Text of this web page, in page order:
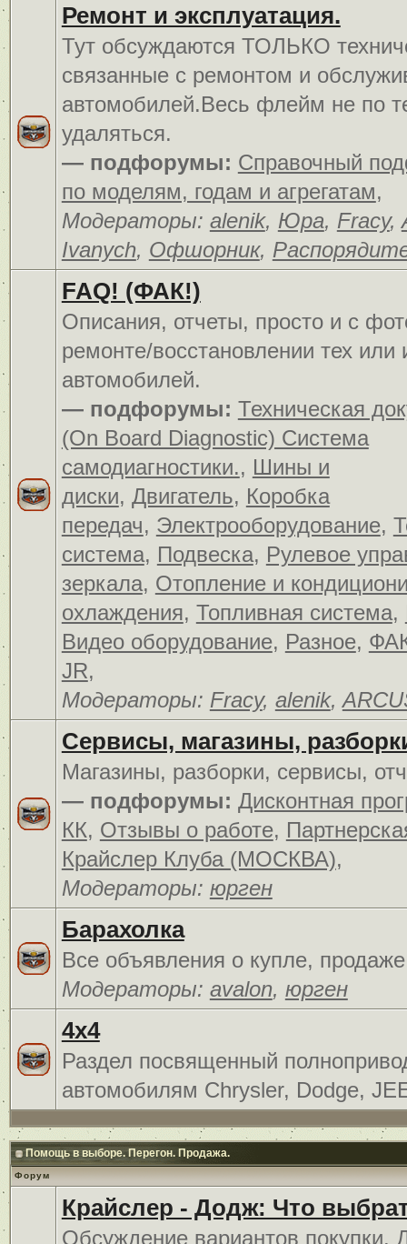
Ремонт и эксплуатация.
Тут обсуждаются ТОЛЬКО
связанные с ремонтом и
автомобилей.Весь флейм не по
удаляться.
— подфорумы: Справочный
по моделям, годам и агрегатам,
Модераторы: alenik, Юра, Fracy,
Ivanych, Офшорник,
FAQ! (ФАК!)
Описания, отчеты, просто и c
ремонте/восстановлении тех или
автомобилей.
— подфорумы: Техническая
(On Board Diagnostic) Система
самодиагностики., Шины и
диски, Двигатель, Коробка
передач, Электрооборудование,
система, Подвеска, Рулевое
зеркала, Отопление и
охлаждения, Топливная система,
Видео оборудование, Разное,
JR,
Модераторы: Fracy, alenik,
Сервисы, магазины,
Магазины, разборки, сервисы,
— подфорумы: Дисконтная
КК, Отзывы о работе,
Крайслер Клуба (МОСКВА),
Модераторы: юрген
Барахолка
Все объявления о купле,
Модераторы: avalon, юрген
4x4
Раздел посвященный
автомобилям Chrysler, Dodge,
Помощь в выборе. Перегон. Продажа.
Форум
Крайслер - Додж: Что
Обсуждение вариантов покупки.